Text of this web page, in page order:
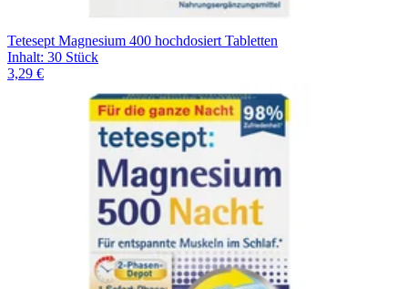
Tetesept Magnesium 400 hochdosiert Tabletten
Inhalt: 30 Stück
3,29 €